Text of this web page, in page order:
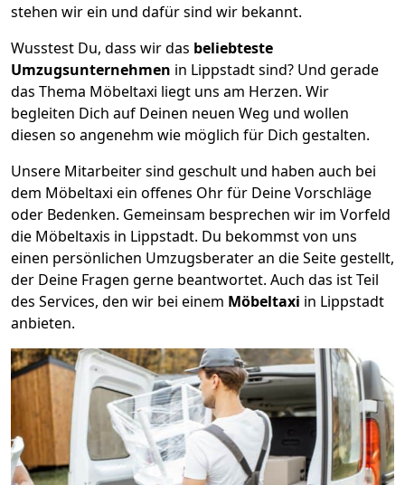
stehen wir ein und dafür sind wir bekannt.
Wusstest Du, dass wir das beliebteste
Umzugsunternehmen in Lippstadt sind? Und gerade
das Thema Möbeltaxi liegt uns am Herzen. Wir
begleiten Dich auf Deinen neuen Weg und wollen
diesen so angenehm wie möglich für Dich gestalten.
Unsere Mitarbeiter sind geschult und haben auch bei
dem Möbeltaxi ein offenes Ohr für Deine Vorschläge
oder Bedenken. Gemeinsam besprechen wir im Vorfeld
die Möbeltaxis in Lippstadt. Du bekommst von uns
einen persönlichen Umzugsberater an die Seite gestellt,
der Deine Fragen gerne beantwortet. Auch das ist Teil
des Services, den wir bei einem Möbeltaxi in Lippstadt
anbieten.